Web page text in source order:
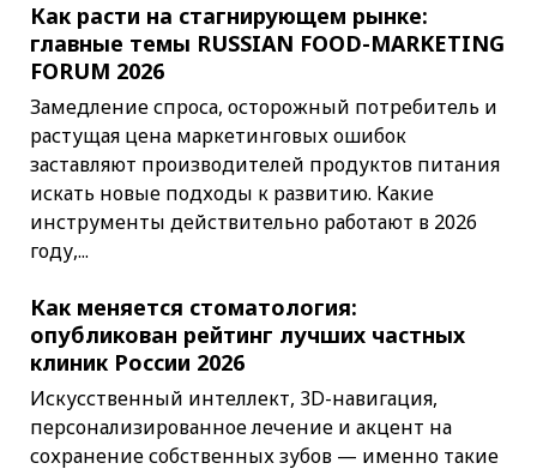
Как расти на стагнирующем рынке:
главные темы RUSSIAN FOOD-MARKETING
FORUM 2026
Замедление спроса, осторожный потребитель и
растущая цена маркетинговых ошибок
заставляют производителей продуктов питания
искать новые подходы к развитию. Какие
инструменты действительно работают в 2026
году,...
Как меняется стоматология:
опубликован рейтинг лучших частных
клиник России 2026
Искусственный интеллект, 3D-навигация,
персонализированное лечение и акцент на
сохранение собственных зубов — именно такие